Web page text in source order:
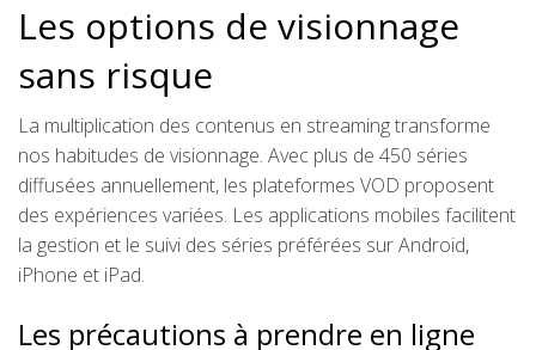
Les options de visionnage
sans risque
La multiplication des contenus en streaming transforme
nos habitudes de visionnage. Avec plus de 450 séries
diffusées annuellement, les plateformes VOD proposent
des expériences variées. Les applications mobiles facilitent
la gestion et le suivi des séries préférées sur Android,
iPhone et iPad.
Les précautions à prendre en ligne